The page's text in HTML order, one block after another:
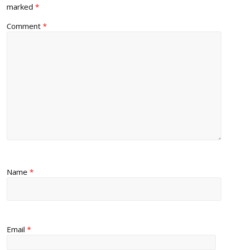
marked*
Comment*
Name*
Email*